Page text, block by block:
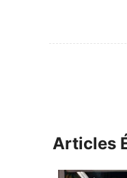
Articles